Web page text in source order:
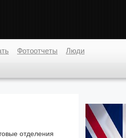
Фотоотчеты Люди
отделения